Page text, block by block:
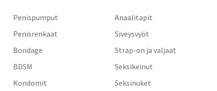
Penispumput
Penisrenkaat
Bondage
BDSM
Kondomit
Anaalitapit
Siveysvyöt
Strap-on ja valjaat
Seksikeinut
Seksinuket